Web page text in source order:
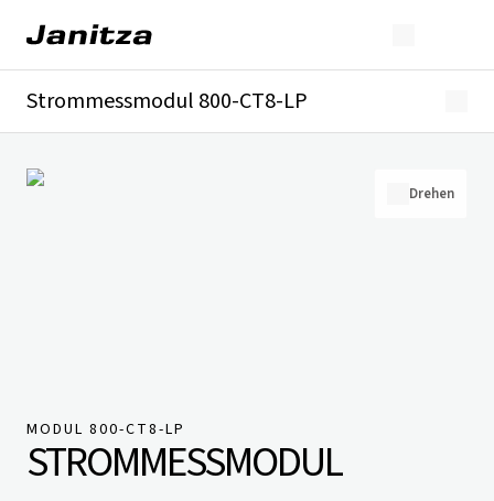
Strommessmodul 800-CT8-LP
Technische Details
Downloads
Drehen
MODUL 800-CT8-LP
STROMMESSMODUL